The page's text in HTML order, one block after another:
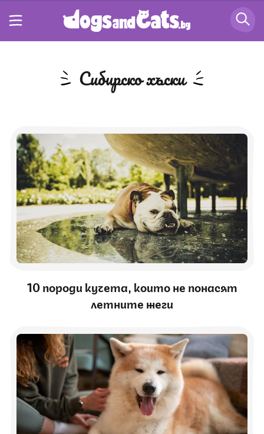
Сибирско хъски
10 породи кучета, които не понасят
летните жеги